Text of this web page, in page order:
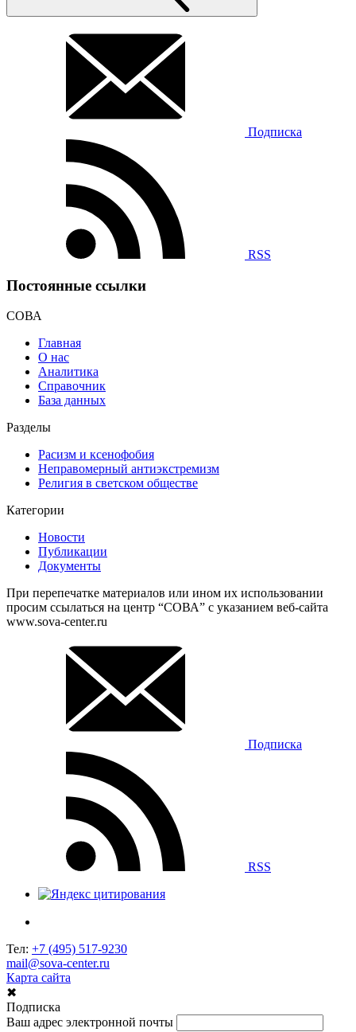
Подписка
RSS
Постоянные ссылки
СОВА
Главная
О нас
Аналитика
Справочник
База данных
Разделы
Расизм и ксенофобия
Неправомерный антиэкстремизм
Религия в светском обществе
Категории
Новости
Публикации
Документы
При перепечатке материалов или ином их использовании
просим ссылаться на центр “СОВА” с указанием веб-сайта
www.sova-center.ru
Подписка
RSS
Тел: +7 (495) 517-9230
mail@sova-center.ru
Карта сайта
✖
Подписка
Ваш адрес электронной почты